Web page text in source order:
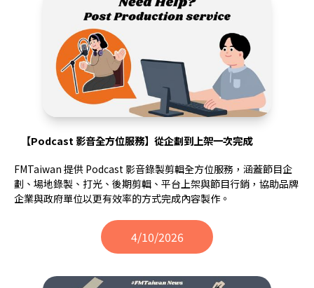
【Podcast 影音全方位服務】從企劃到上架一次完成
FMTaiwan 提供 Podcast 影音錄製剪輯全方位服務，涵蓋節目企
劃、場地錄製、打光、後期剪輯、平台上架與節目行銷，協助品牌
企業與政府單位以更有效率的方式完成內容製作。
4/10/2026